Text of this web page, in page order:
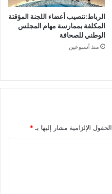
الرباط:تنصيب أعضاء اللجنة المؤقتة
المكلفة بممارسة مهام المجلس
الوطني للصحافة
منذ أسبوعين
الحقول الإلزامية مشار إليها بـ*